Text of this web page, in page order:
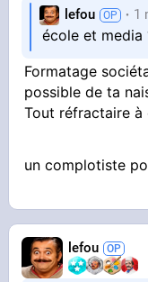
lefou 1
école et media
Formatage
possible de ta
Tout réfractaire à
un complotiste
lefou